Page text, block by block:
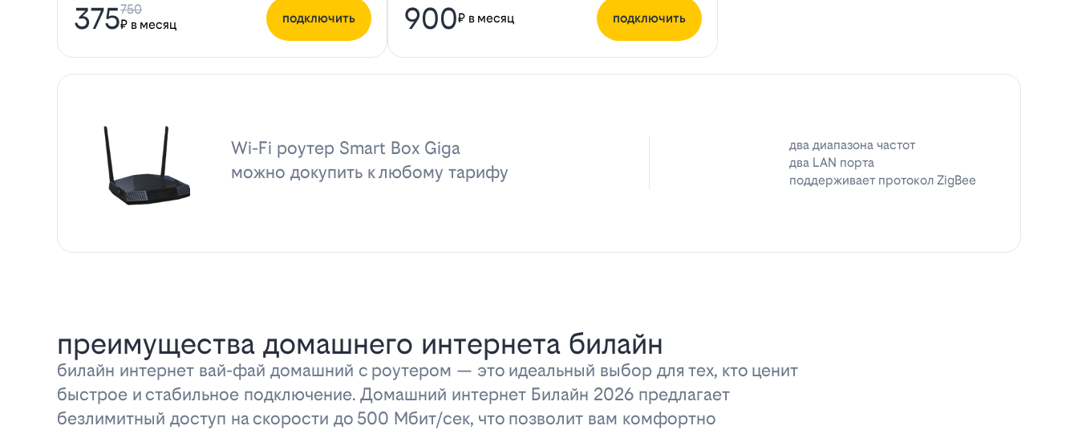
375₽ в месяц
750
подключить 900₽ в месяц подключить
Wi-Fi роутер Smart Box Giga
можно докупить к любому тарифу
два диапазона частот
два LAN порта
поддерживает протокол ZigBee
преимущества домашнего интернета билайн
билайн интернет вай-фай домашний с роутером — это идеальный выбор для тех, кто ценит
быстрое и стабильное подключение. Домашний интернет Билайн 2026 предлагает
безлимитный доступ на скорости до 500 Мбит/сек, что позволит вам комфортно